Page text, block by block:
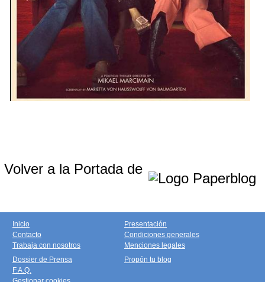
Volver a la Portada de
Inicio
Contacto
Trabaja con nosotros
Presentación
Condiciones generales
Menciones legales
Dossier de Prensa
F.A.Q.
Propón tu blog